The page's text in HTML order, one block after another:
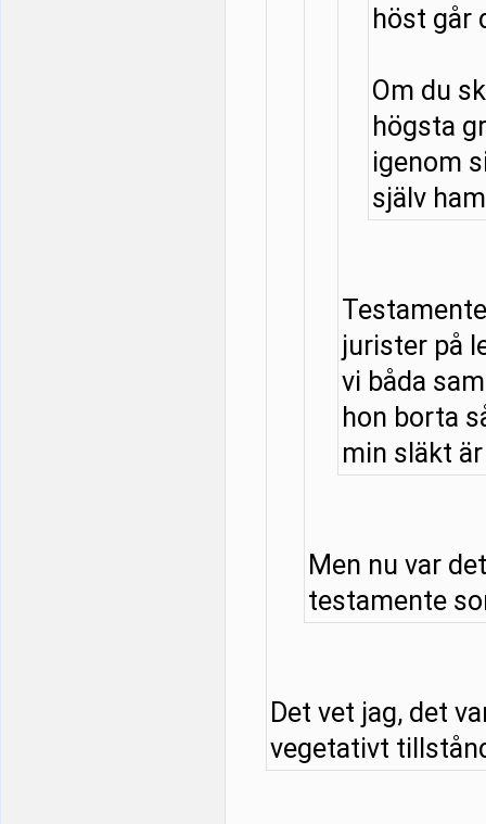
höst går
Om du
högsta
igenom
själv
jurister på
vi båda
hon borta
min släkt
Men nu var
testamente
Det vet jag, det
vegetativt